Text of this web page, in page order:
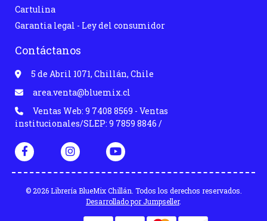
Cartulina
Garantia legal - Ley del consumidor
Contáctanos
5 de Abril 1071, Chillán, Chile
area.venta@bluemix.cl
Ventas Web: 9 7408 8569 - Ventas
institucionales/SLEP: 9 7859 8846 /
© 2026 Librería BlueMix Chillán. Todos los derechos reservados.
Desarrollado por Jumpseller.